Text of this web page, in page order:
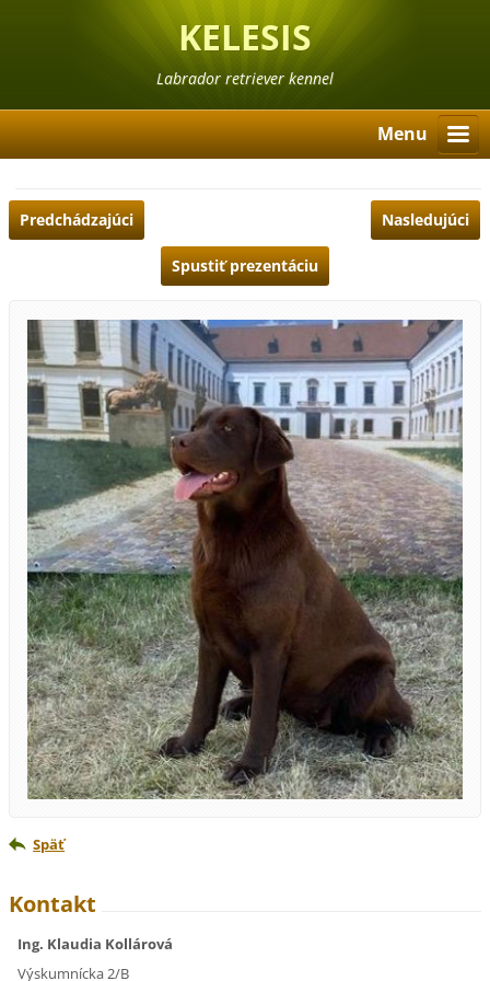
KELESIS
Labrador retriever kennel
Menu
Predchádzajúci Nasledujúci
Spustiť prezentáciu
Späť
Kontakt
Ing. Klaudia Kollárová
Výskumnícka 2/B